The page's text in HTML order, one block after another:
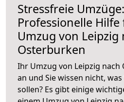
Stressfreie Umzüge:
Professionelle
Umzug von Leipzig
Osterburken
Ihr Umzug von Leipzig
an und Sie wissen nicht,
sollen? Es gibt einige